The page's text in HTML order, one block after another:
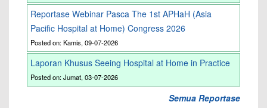
Reportase Webinar Pasca The 1st APHaH (Asia
Pacific Hospital at Home) Congress 2026
Posted on: Kamis, 09-07-2026
Laporan Khusus Seeing Hospital at Home in Practice
Posted on: Jumat, 03-07-2026
Semua Reportase